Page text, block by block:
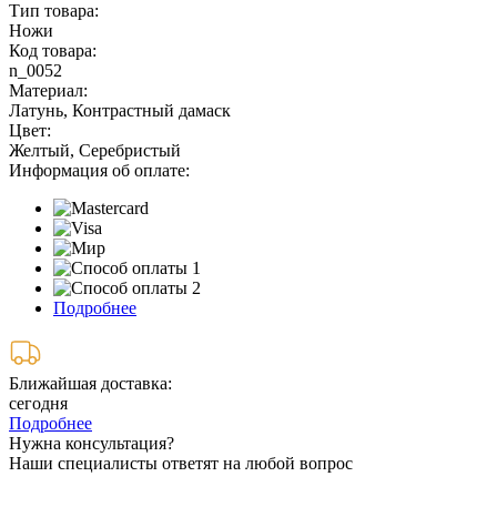
Тип товара:
Ножи
Код товара:
n_0052
Материал:
Латунь, Контрастный дамаск
Цвет:
Желтый, Серебристый
Информация об оплате:
Подробнее
Ближайшая доставка:
сегодня
Подробнее
Нужна консультация?
Наши специалисты ответят на любой вопрос